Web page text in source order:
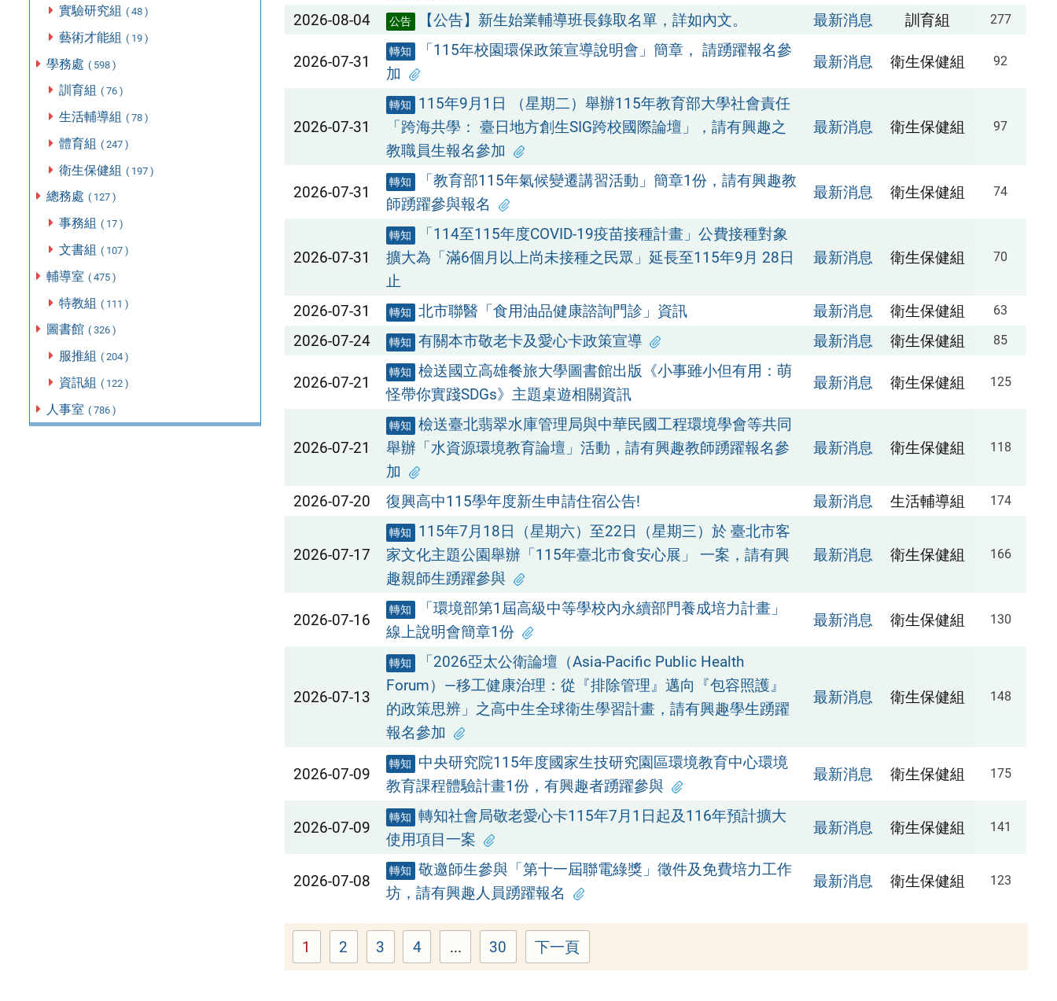
實驗研究組 ( 48 )
藝術才能組 ( 19 )
學務處 ( 598 )
訓育組 ( 76 )
生活輔導組 ( 78 )
體育組 ( 247 )
衛生保健組 ( 197 )
總務處 ( 127 )
事務組 ( 17 )
文書組 ( 107 )
輔導室 ( 475 )
特教組 ( 111 )
圖書館 ( 326 )
服推組 ( 204 )
資訊組 ( 122 )
人事室 ( 786 )
2026-08-04 公告 【公告】新生始業輔導班長錄取名單，詳如內文。 最新消息 訓育組 277
2026-07-31
轉知
「115年校園環保政策宣導說明會」簡章， 請踴躍報名參
加
最新消息 衛生保健組 92
2026-07-31
轉知
115年9月1日 （星期二）舉辦115年教育部大學社會責任
「跨海共學： 臺日地方創生SIG跨校國際論壇」，請有興趣之
教職員生報名參加
最新消息 衛生保健組 97
2026-07-31
轉知
「教育部115年氣候變遷講習活動」簡章1份，請有興趣教
師踴躍參與報名
最新消息 衛生保健組 74
2026-07-31
轉知
「114至115年度COVID-19疫苗接種計畫」公費接種對象
擴大為「滿6個月以上尚未接種之民眾」延長至115年9月 28日
止
最新消息 衛生保健組 70
2026-07-31 轉知 北市聯醫「食用油品健康諮詢門診」資訊 最新消息 衛生保健組 63
2026-07-24 轉知 有關本市敬老卡及愛心卡政策宣導 最新消息 衛生保健組 85
2026-07-21
轉知 檢送國立高雄餐旅大學圖書館出版《小事雖小但有用：萌
怪帶你實踐SDGs》主題桌遊相關資訊
最新消息 衛生保健組 125
2026-07-21
轉知 檢送臺北翡翠水庫管理局與中華民國工程環境學會等共同
舉辦「水資源環境教育論壇」活動，請有興趣教師踴躍報名參
加
最新消息 衛生保健組 118
2026-07-20 復興高中115學年度新生申請住宿公告! 最新消息 生活輔導組 174
2026-07-17
轉知
115年7月18日（星期六）至22日（星期三）於 臺北市客
家文化主題公園舉辦「115年臺北市食安心展」 一案，請有興
趣親師生踴躍參與
最新消息 衛生保健組 166
2026-07-16
轉知
「環境部第1屆高級中等學校內永續部門養成培力計畫」
線上說明會簡章1份
最新消息 衛生保健組 130
2026-07-13
轉知
「2026亞太公衛論壇（Asia-Pacific Public Health
Forum）—移工健康治理：從『排除管理』邁向『包容照護』
的政策思辨」之高中生全球衛生學習計畫，請有興趣學生踴躍
報名參加
最新消息 衛生保健組 148
2026-07-09
轉知
中央研究院115年度國家生技研究園區環境教育中心環境
教育課程體驗計畫1份，有興趣者踴躍參與
最新消息 衛生保健組 175
2026-07-09
轉知 轉知社會局敬老愛心卡115年7月1日起及116年預計擴大
使用項目一案
最新消息 衛生保健組 141
2026-07-08
轉知 敬邀師生參與「第十一屆聯電綠獎」徵件及免費培力工作
坊，請有興趣人員踴躍報名
最新消息 衛生保健組 123
Page
1 Page
2 Page
3 Page
4 ... Page
30 下一頁